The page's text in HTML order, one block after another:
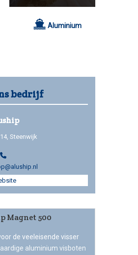
Aluminium
bedrijf
Steenwijk
Magnet 500
de veeleisende visser
aluminium visboten